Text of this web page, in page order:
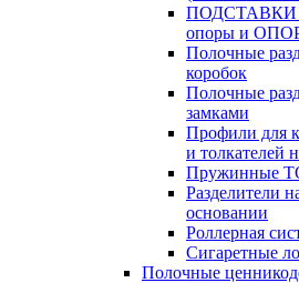
ПОДСТАВКИ
опоры и
Полочные
коробок
Полочные
замками
Профили для
и толкателей
Пружинные
Разделители
основании
Роллерная
Сигаретные
Полочные